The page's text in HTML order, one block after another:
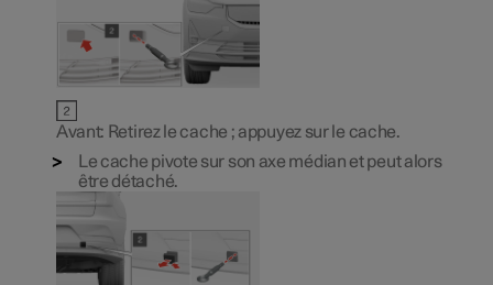
Avant: Retirez le cache ; appuyez sur le cache.
Le cache pivote sur son axe médian et peut alors
être détaché.